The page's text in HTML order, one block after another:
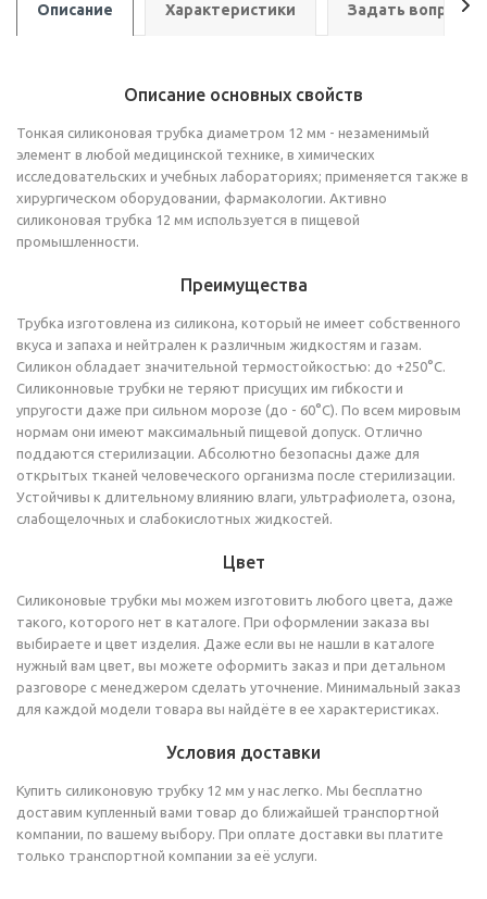
Описание Характеристики Задать вопрос
Описание основных свойств
Тонкая силиконовая трубка диаметром 12 мм - незаменимый
элемент в любой медицинской технике, в химических
исследовательских и учебных лабораториях; применяется также в
хирургическом оборудовании, фармакологии. Активно
силиконовая трубка 12 мм используется в пищевой
промышленности.
Преимущества
Трубка изготовлена из силикона, который не имеет собственного
вкуса и запаха и нейтрален к различным жидкостям и газам.
Силикон обладает значительной термостойкостью: до +250°C.
Силиконновые трубки не теряют присущих им гибкости и
упругости даже при сильном морозе (до - 60°С). По всем мировым
нормам они имеют максимальный пищевой допуск. Отлично
поддаются стерилизации. Абсолютно безопасны даже для
открытых тканей человеческого организма после стерилизации.
Устойчивы к длительному влиянию влаги, ультрафиолета, озона,
слабощелочных и слабокислотных жидкостей.
Цвет
Силиконовые трубки мы можем изготовить любого цвета, даже
такого, которого нет в каталоге. При оформлении заказа вы
выбираете и цвет изделия. Даже если вы не нашли в каталоге
нужный вам цвет, вы можете оформить заказ и при детальном
разговоре с менеджером сделать уточнение. Минимальный заказ
для каждой модели товара вы найдёте в ее характеристиках.
Условия доставки
Купить силиконовую трубку 12 мм у нас легко. Мы бесплатно
доставим купленный вами товар до ближайшей транспортной
компании, по вашему выбору. При оплате доставки вы платите
только транспортной компании за её услуги.